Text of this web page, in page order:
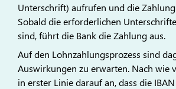
Unterschrift) aufrufen und die
Sobald die erforderlichen
sind, führt die Bank die Zahlung aus.
Auf den Lohnzahlungsprozess sind
Auswirkungen zu erwarten. Nach wie
in erster Linie darauf an, dass die